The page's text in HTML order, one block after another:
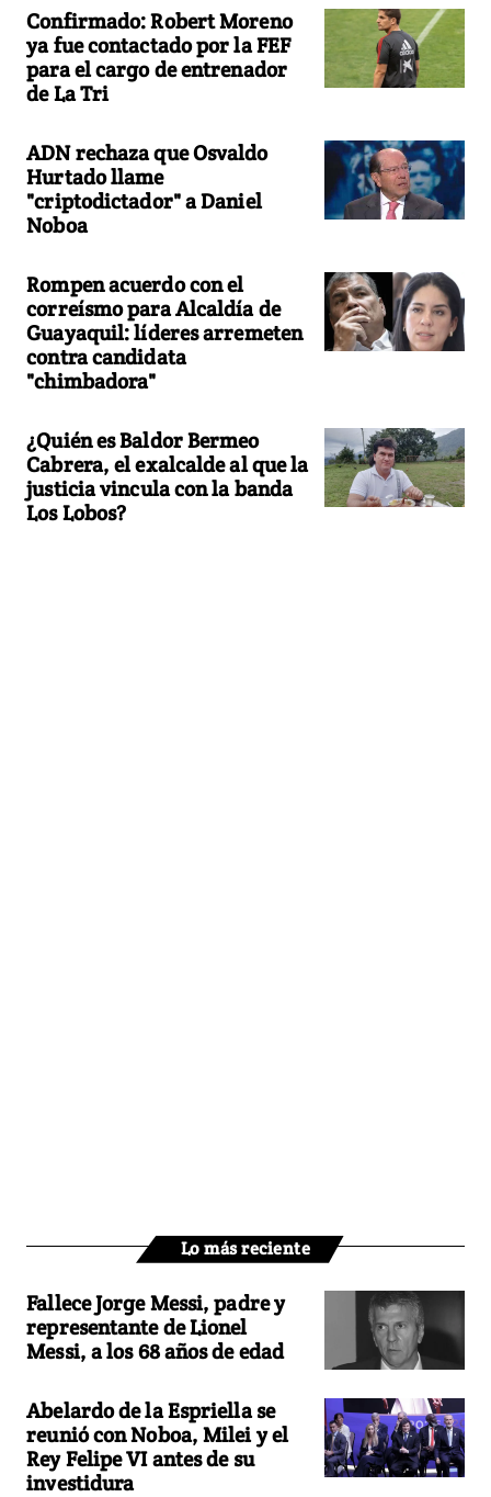
Confirmado: Robert Moreno
ya fue contactado por la FEF
para el cargo de entrenador
de La Tri
ADN rechaza que Osvaldo
Hurtado llame
"criptodictador" a Daniel
Noboa
Rompen acuerdo con el
correísmo para Alcaldía de
Guayaquil: líderes arremeten
contra candidata
"chimbadora"
¿Quién es Baldor Bermeo
Cabrera, el exalcalde al que la
justicia vincula con la banda
Los Lobos?
Lo más reciente
Fallece Jorge Messi, padre y
representante de Lionel
Messi, a los 68 años de edad
Abelardo de la Espriella se
reunió con Noboa, Milei y el
Rey Felipe VI antes de su
investidura